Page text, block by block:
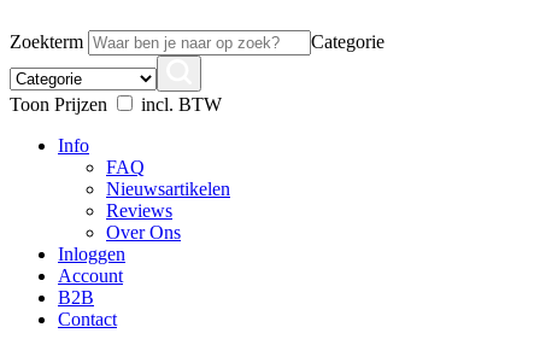
Zoekterm Categorie
Toon Prijzen
incl. BTW
Info
FAQ
Nieuwsartikelen
Reviews
Over Ons
Inloggen
Account
B2B
Contact